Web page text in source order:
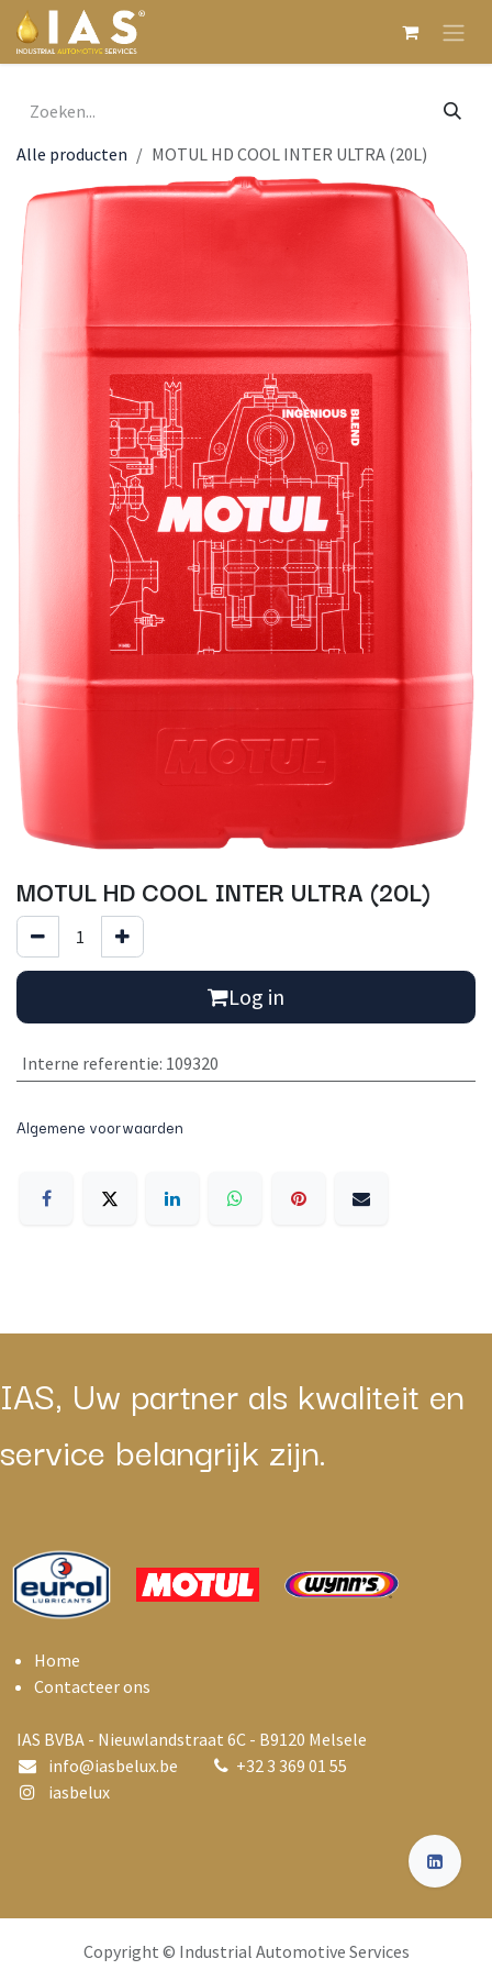
Overslaan naar inhoud
Alle producten MOTUL HD COOL INTER ULTRA (20L)
MOTUL HD COOL INTER ULTRA (20L)
Log in
Interne referentie: 109320
Algemene voorwaarden
IAS, Uw partner als kwaliteit en
service belangrijk zijn.
Home
Contacteer ons
IAS BVBA - Nieuwlandstraat 6C - B9120 Melsele
info@iasbelux.be +32 3 369 01 55
iasbelux
Copyright © Industrial Automotive Services